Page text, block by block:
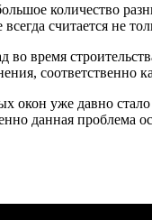
количество
всегда считается не
во время
соответственно
окон уже давно
данная проблема